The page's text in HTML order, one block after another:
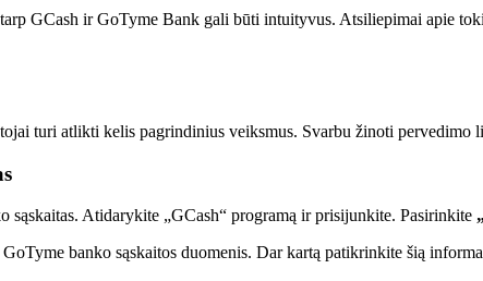
GCash ir GoTyme Bank gali būti intuityvus. Atsiliepimai apie
turi atlikti kelis pagrindinius veiksmus. Svarbu žinoti pervedimo
Atidarykite „GCash“ programą ir prisijunkite. Pasirinkite
banko sąskaitos duomenis. Dar kartą patikrinkite šią